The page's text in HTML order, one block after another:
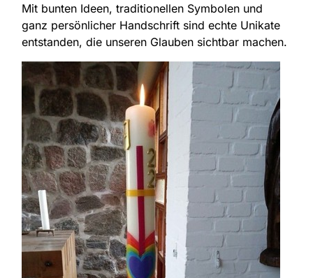
Mit bunten Ideen, traditionellen Symbolen und
ganz persönlicher Handschrift sind echte Unikate
entstanden, die unseren Glauben sichtbar machen.